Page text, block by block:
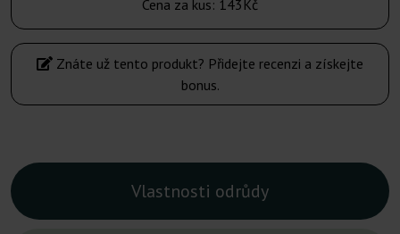
Cena za kus: 143Kč
Znáte už tento produkt? Přidejte recenzi a získejte
bonus.
Vlastnosti odrůdy